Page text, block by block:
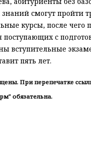
смогут пройти
курсы, после чего
поступающих с
вступительные
пять лет.
При перепечатке
обязательна.